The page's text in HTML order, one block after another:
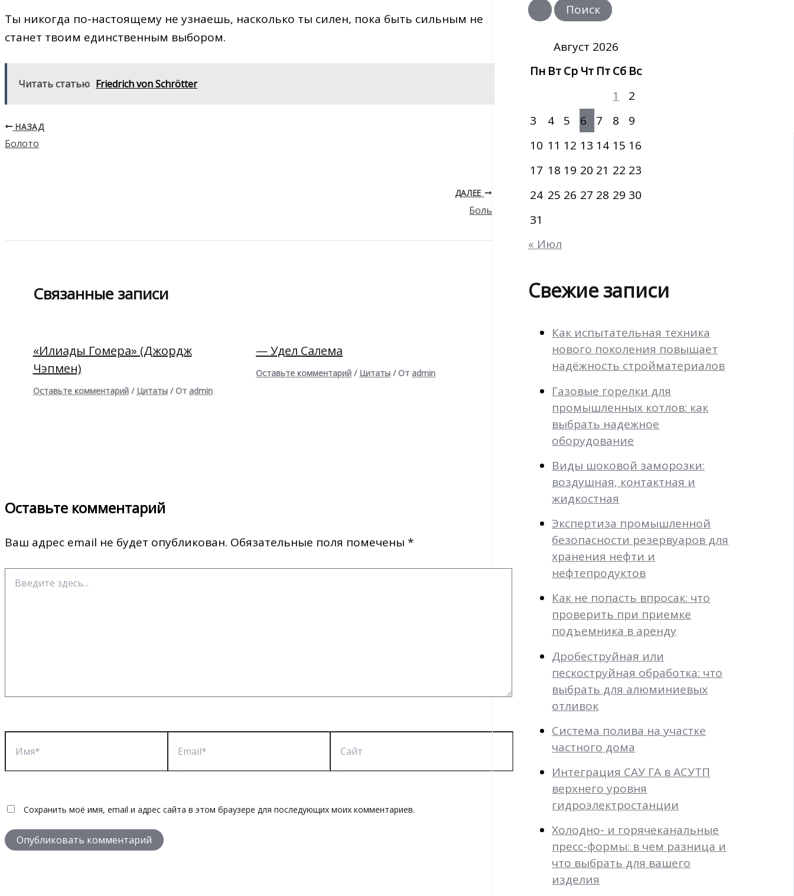
Ты никогда по-настоящему не узнаешь, насколько ты силен, пока быть сильным не
станет твоим единственным выбором.
Читать статью Friedrich von Schrötter
НАЗАД
Болото
ДАЛЕЕ
Боль
Связанные записи
«Илиады Гомера» (Джордж
Чэпмен)
Оставьте комментарий / Цитаты/ От admin
— Удел Салема
Оставьте комментарий / Цитаты / От admin
Оставьте комментарий
Ваш адрес email не будет опубликован. Обязательные поля помечены *
здесь...
Имя* Email* Сайт
Сохранить моё имя, email и адрес сайта в этом браузере для последующих моих комментариев.
и
с
Август 2026
Пн ВтСр Чт ПтСб Вс
1
2
3
4 5 6 7 8
9
10 11 12 13 14 15 16
17 18 19 20 21 22 23
24 25 26 27 28 29 30
31
« Июл
Свежие записи
Как испытательная техника
нового поколения повышает
надёжность стройматериалов
Газовые горелки для
промышленных котлов: как
выбрать надежное
оборудование
Виды шоковой заморозки:
воздушная, контактная и
жидкостная
Экспертиза промышленной
безопасности резервуаров для
хранения нефти и
нефтепродуктов
Как не попасть впросак: что
проверить при приемке
подъемника в аренду
Дробеструйная или
пескоструйная обработка: что
выбрать для алюминиевых
отливок
Система полива на участке
частного дома
Интеграция САУ ГА в АСУТП
верхнего уровня
гидроэлектростанции
Холодно- и горячеканальные
пресс-формы: в чем разница и
что выбрать для вашего
изделия